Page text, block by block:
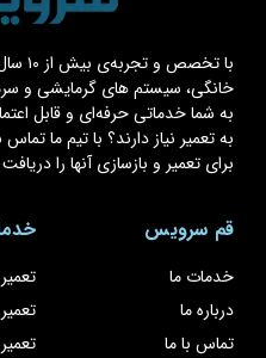
با
خانگی، سیستم های گرمایشی و
به شما خدماتی حرفه‌ای و قابل
به تعمیر نیاز دارند؟ با تیم ما
برای تعمیر و بازسازی آنها را
قم سرویس
خدمات ما
درباره ما
تماس با ما